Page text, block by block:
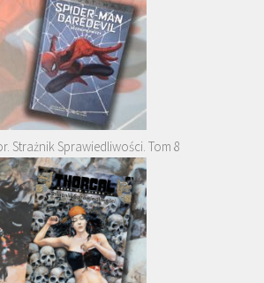
Strażnik Sprawiedliwości. Tom 8